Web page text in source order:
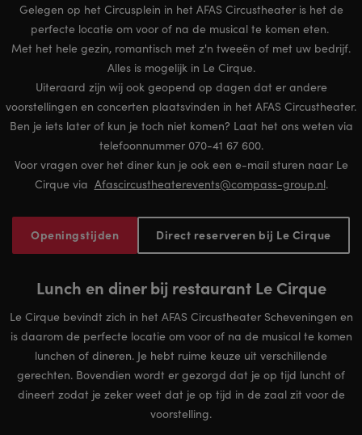
Gelegen op het Circusplein in het AFAS Circustheater is het de
perfecte locatie om voor of na de musical te komen eten.
Met het hele gezin, romantisch met z'n tweeën of met uw bedrijf.
Alles is mogelijk in Le Cirque.
Uiteraard zijn wij ook geopend op dagen dat er andere
voorstellingen en concerten plaatsvinden in het AFAS Circustheater.
Ben je iets later of kun je toch niet komen? Laat het ons weten via
telefoonnummer 070-41 67 600.
Voor vragen over het diner kun je ook een e-mail sturen naar Le
Cirque via Afascircustheaterevents@compass-group.nl.
Openingstijden Direct reserveren bij Le Cirque
Lunch en diner bij restaurant Le Cirque
Le Cirque bevindt zich in het AFAS Circustheater Scheveningen en
is daarom de perfecte locatie om voor of na de musical te komen
lunchen of dineren. Je hebt ruime keuze uit verschillende
gerechten. Bovendien wordt er gezorgd dat je op tijd luncht of
dineert zodat je zeker weet dat je op tijd in de zaal zit voor de
voorstelling.